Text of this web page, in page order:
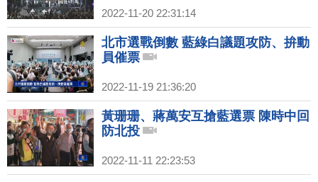
2022-11-20 22:31:14
北市選戰倒數 藍綠白議題攻防、拚動
員催票
2022-11-19 21:36:20
黃珊珊、蔣萬安互搶藍選票 陳時中回
防北投
2022-11-11 22:23:53